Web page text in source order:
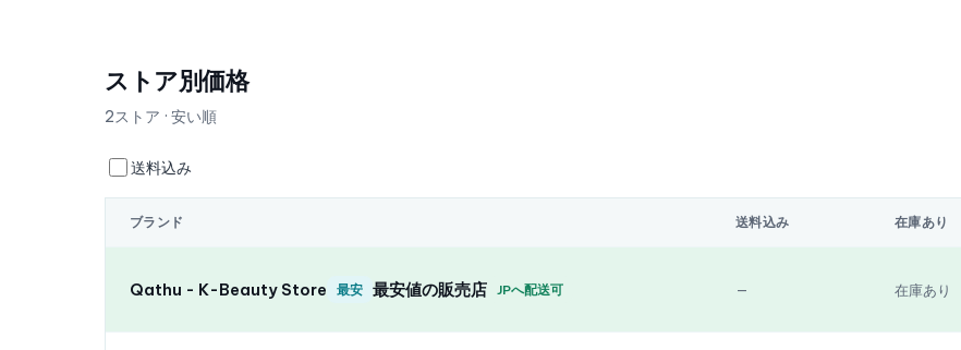
ストア別価格
2ストア · 安い順
送料込み
ブランド 送料込み 在庫あり
Qathu - K-Beauty Store 最安 最安値の販売店 JPへ配送可 — 在庫あり